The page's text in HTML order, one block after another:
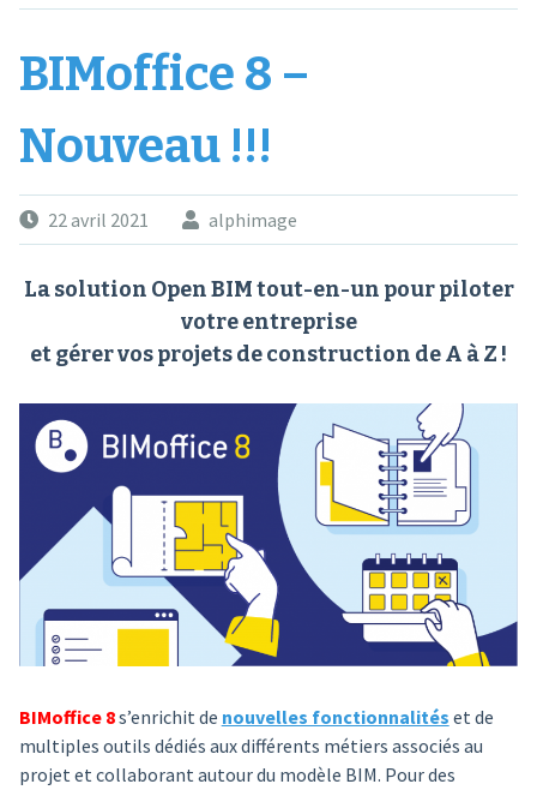
BIMoffice 8 –
Nouveau !!!
22 avril 2021 alphimage
La solution Open BIM tout-en-un pour piloter
votre entreprise
et gérer vos projets de construction de A à Z !
BIMoffice 8s’enrichit de nouvelles fonctionnalités et de
multiples outils dédiés aux différents métiers associés au
projet et collaborant autour du modèle BIM. Pour des